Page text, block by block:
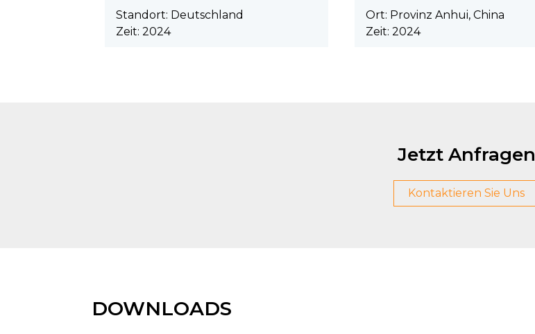
Standort: Deutschland
Zeit: 2024
Ort: Provinz Anhui, China
Zeit: 2024
Jetzt Anfragen
Kontaktieren Sie Uns
DOWNLOADS